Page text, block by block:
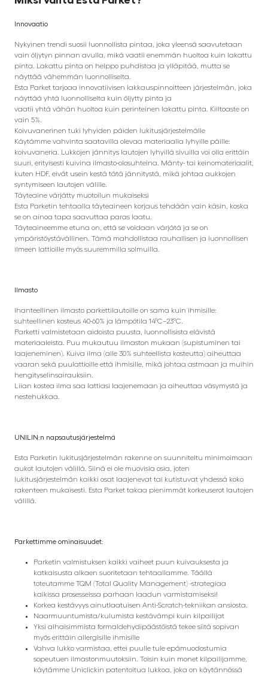
Innovaatio
Nykyinen trendi suosii luonnollista pintaa, joka yleensä saavutetaan
vain öljytyn pinnan avulla, mikä vaatii enemmän huoltoa kuin lakattu
pinta. Lakattu pinta on helppo puhdistaa ja ylläpitää, mutta se
näyttää vähemmän luonnolliselta.
Esta Parket tarjoaa innovatiivisen lakkauspinnoitteen järjestelmän, joka
näyttää yhtä luonnolliselta kuin öljytty pinta ja
vaatii yhtä vähän huoltoa kuin perinteinen lakattu pinta. Kiiltoaste on
vain 5%.
Koivuvanerinen tuki lyhyiden päiden lukitusjärjestelmälle
Käytämme vahvinta saatavilla olevaa materiaalia lyhyille päille:
koivuvaneria. Lukkojen jännitys lautojen lyhyillä sivuilla voi olla erittäin
suuri, erityisesti kuivina ilmasto-olosuhteina. Mänty- tai keinomateriaalit,
kuten HDF, eivät usein kestä tätä jännitystä, mikä johtaa aukkojen
syntymiseen lautojen välille.
Täyteaine värjätty muotoilun mukaiseksi
Esta Parketin tehtaalla täyteaineen korjaus tehdään vain käsin, koska
se on ainoa tapa saavuttaa paras laatu.
Täyteaineemme etuna on, että se voidaan värjätä ja se on
ympäristöystävällinen. Tämä mahdollistaa rauhallisen ja luonnollisen
ilmeen lattioille myös suuremmilla solmuilla.
Ilmasto
Ihanteellinen ilmasto parkettilautoille on sama kuin ihmisille:
suhteellinen kosteus 40-60% ja lämpötila 14°C–23°C.
Parketti valmistetaan aidoista puusta, luonnollisista elävistä
materiaaleista. Puu mukautuu ilmaston mukaan (supistuminen tai
laajeneminen). Kuiva ilma (alle 30% suhteellista kosteutta) aiheuttaa
vaaran sekä puulattioille että ihmisille, mikä johtaa astmaan ja muihin
hengityselinsairauksiin.
Liian kostea ilma saa lattiasi laajenemaan ja aiheuttaa väsymystä ja
nestehukkaa.
UNILIN:n napsautusjärjestelmä
Esta Parketin lukitusjärjestelmän rakenne on suunniteltu minimoimaan
aukot lautojen välillä. Siinä ei ole muovisia osia, joten
lukitusjärjestelmän kaikki osat laajenevat tai kutistuvat yhdessä koko
rakenteen mukaisesti. Esta Parket takaa pienimmät korkeuserot lautojen
välillä.
Parkettimme ominaisuudet:
Parketin valmistuksen kaikki vaiheet puun kuivauksesta ja
katkaisusta alkaen suoritetaan tehtaallamme. Täällä
toteutamme TQM (Total Quality Management) -strategiaa
kaikissa prosesseissa parhaan laadun varmistamiseksi!
Korkea kestävyys ainutlaatuisen Anti-Scratch-tekniikan ansiosta.
Naarmuuntumista/kulumista kestävämpi kuin kilpailijat
Yksi alhaisimmista formaldehydipäästöistä tekee siitä sopivan
myös erittäin allergisille ihmisille
Vahva lukko varmistaa, ettei puulle tule epämuodostumia
sopeutuen ilmastonmuutoksiin. Toisin kuin monet kilpailijamme,
käytämme Uniclickin patentoitua lukkoa, joka on käytännössä